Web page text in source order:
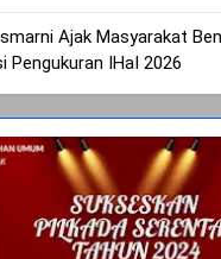
Ajak Masyarakat
Pengukuran IHaI 2026